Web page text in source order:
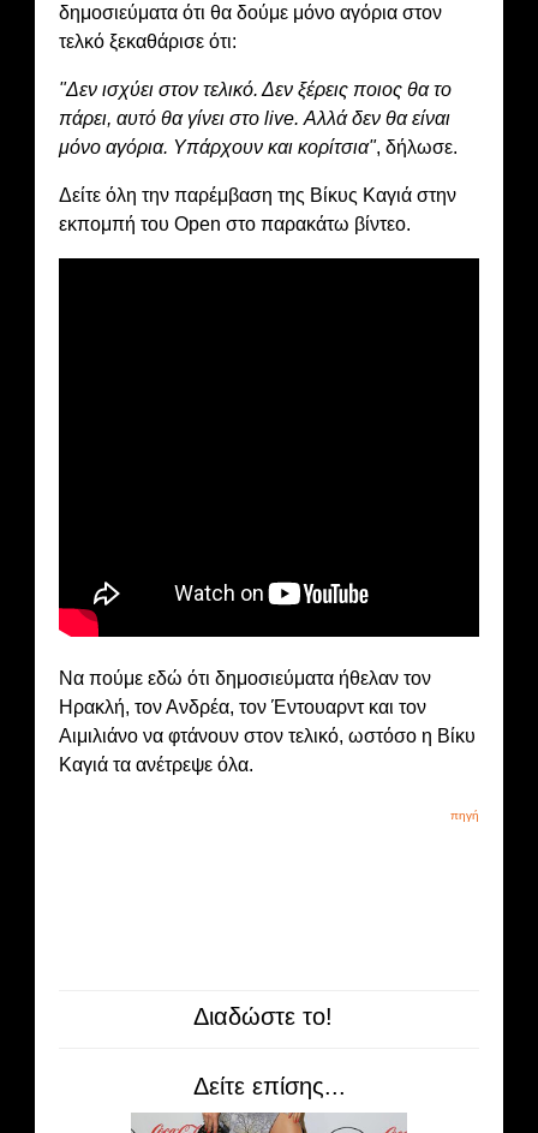
δημοσιεύματα ότι θα δούμε μόνο αγόρια στον
τελκό ξεκαθάρισε ότι:
"Δεν ισχύει στον τελικό. Δεν ξέρεις ποιος θα το
πάρει, αυτό θα γίνει στο live. Αλλά δεν θα είναι
μόνο αγόρια. Υπάρχουν και κορίτσια", δήλωσε.
Δείτε όλη την παρέμβαση της Βίκυς Καγιά στην
εκπομπή του Open στο παρακάτω βίντεο.
Να πούμε εδώ ότι δημοσιεύματα ήθελαν τον
Ηρακλή, τον Ανδρέα, τον Έντουαρντ και τον
Αιμιλιάνο να φτάνουν στον τελικό, ωστόσο η Βίκυ
Καγιά τα ανέτρεψε όλα.
πηγή
Διαδώστε το!
Δείτε επίσης...